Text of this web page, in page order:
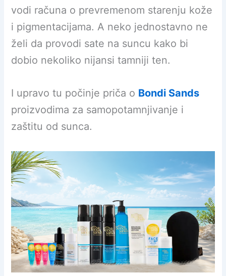
vodi računa o prevremenom starenju kože
i pigmentacijama. A neko jednostavno ne
želi da provodi sate na suncu kako bi
dobio nekoliko nijansi tamniji ten.
I upravo tu počinje priča o Bondi Sands
proizvodima za samopotamnjivanje i
zaštitu od sunca.